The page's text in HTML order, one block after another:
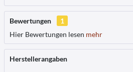
Bewertungen
1
Hier Bewertungen lesen mehr
Herstellerangaben